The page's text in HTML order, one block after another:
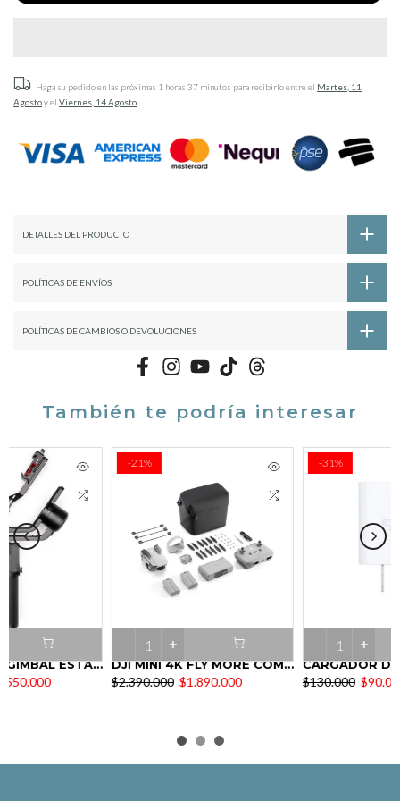
Haga su pedido en las próximas 1 horas 37 minutos para recibirlo entre el Martes, 11
Agostoy el Viernes, 14 Agosto
DETALLES DEL PRODUCTO
POLÍTICAS DE ENVÍOS
POLÍTICAS DE CAMBIOS O DEVOLUCIONES
También te podría interesar
-21%
DJI MINI 4K FLY MORE COMBO
$2.390.000 $1.890.000
CARGADOR DJI ORIGINAL
$130.000 $90.000
DJI RS 3 MINI GIMBAL ESTABILIZADOR